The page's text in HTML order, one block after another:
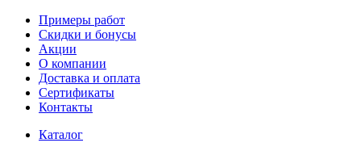
Примеры работ
Скидки и бонусы
Акции
О компании
Доставка и оплата
Сертификаты
Контакты
Каталог